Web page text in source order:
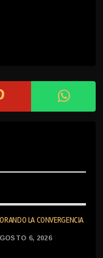
LA CONVERGENCIA
6, 2026